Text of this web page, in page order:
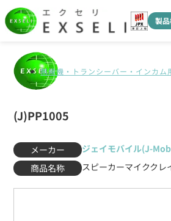
製
無線機・トランシーバー・インカム
(J)PP1005
メーカー
ジェイモバイル(J-
商品名称
スピーカーマイククレ